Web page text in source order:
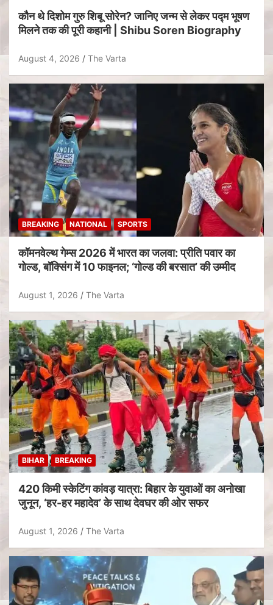
कौन थे दिशोम गुरु शिबू सोरेन? जानिए जन्म से लेकर पद्म भूषण
मिलने तक की पूरी कहानी | Shibu Soren Biography
August 4, 2026 The Varta
BREAKING NATIONAL SPORTS
कॉमनवेल्थ गेम्स 2026 में भारत का जलवा: प्रीति पवार का
गोल्ड, बॉक्सिंग में 10 फाइनल; ‘गोल्ड की बरसात’ की उम्मीद
August 1, 2026 The Varta
BIHAR BREAKING
420 किमी स्केटिंग कांवड़ यात्रा: बिहार के युवाओं का अनोखा
जुनून, ‘हर-हर महादेव’ के साथ देवघर की ओर सफर
August 1, 2026 The Varta